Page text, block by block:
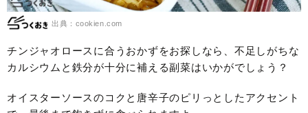
出典：cookien.com
チンジャオロースに合うおかずをお探しなら、不足しがちな
カルシウムと鉄分が十分に補える副菜はいかがでしょう？
オイスターソースのコクと唐辛子のピリっとしたアクセント